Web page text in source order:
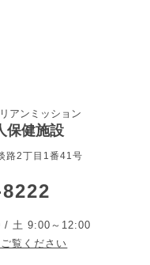
アンミッション
保健施設
路2丁目1番41号
土 9:00～12:00
覧ください